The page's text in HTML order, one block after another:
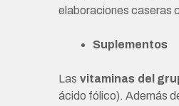
elaboraciones caseras
Suplementos
Las vitaminas del
ácido fólico). Además